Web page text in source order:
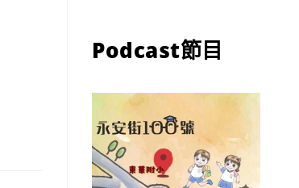
Podcast節目